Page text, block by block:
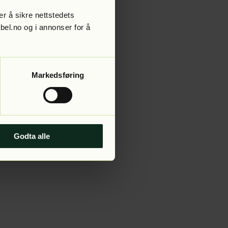
å sikre nettstedets
og i annonser for å
Markedsføring
Godta alle